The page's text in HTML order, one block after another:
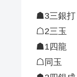
☗3三銀打
☖2三玉
☗1四龍
☖同玉